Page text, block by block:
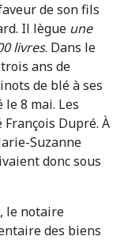
de son fils
Il lègue une
livres. Dans le
ans de
de blé à ses
8 mai. Les
Dupré. À
Suzanne
donc sous
le notaire
des biens